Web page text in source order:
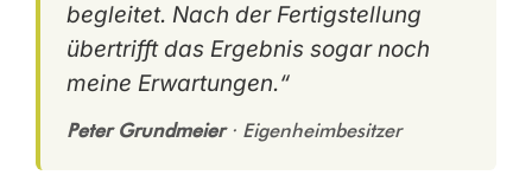
begleitet. Nach der Fertigstellung
übertrifft das Ergebnis sogar noch
meine Erwartungen.“
Peter Grundmeier· Eigenheimbesitzer